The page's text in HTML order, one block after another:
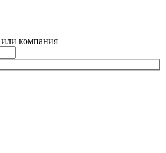
компания